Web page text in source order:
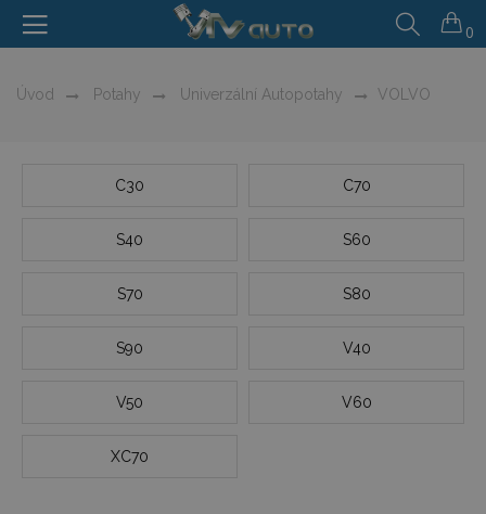
0
Úvod Potahy Univerzální Autopotahy VOLVO
C30 C70
S40 S60
S70 S80
S90 V40
V50 V60
XC70